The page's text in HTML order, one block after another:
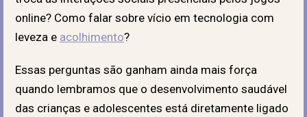
online? Como falar sobre vício em tecnologia com
leveza e acolhimento?
Essas perguntas são ganham ainda mais força
quando lembramos que o desenvolvimento saudável
das crianças e adolescentes está diretamente ligado